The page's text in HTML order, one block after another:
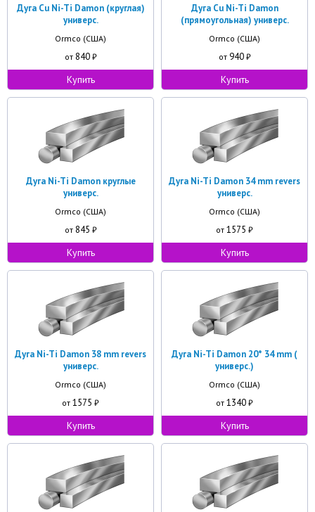
Дуга Cu Ni-Ti Damon (круглая)
универс.
Ormco (США)
от 840₽
Купить
Дуга Cu Ni-Ti Damon
(прямоугольная) универс.
Ormco (США)
от 940₽
Купить
Дуга Ni-Ti Damon круглые
универс.
Ormco (США)
от 845 ₽
Купить
Дуга Ni-Ti Damon 34 mm revers
универс.
Ormco (США)
от 1575 ₽
Купить
Дуга Ni-Ti Damon 38 mm revers
универс.
Ormco (США)
от 1575 ₽
Купить
Дуга Ni-Ti Damon 20* 34 mm (
универс.)
Ormco (США)
от 1340 ₽
Купить